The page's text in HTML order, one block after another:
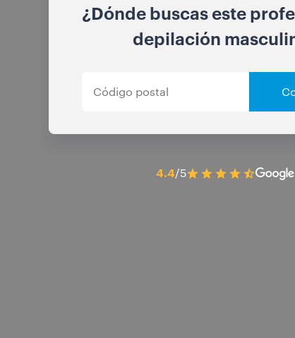
¿Dónde buscas este
depilación
4.4/5